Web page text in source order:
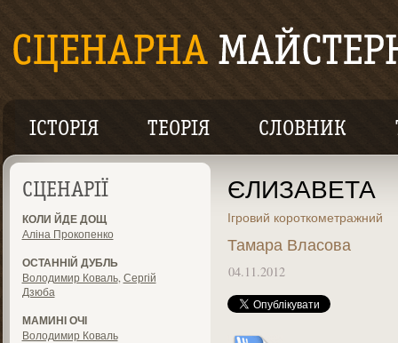
ІСТОРІЯ ТЕОРІЯ СЛОВНИК
СЦЕНАРІЇ
КОЛИ ЙДЕ ДОЩ
Аліна Прокопенко
ОСТАННІЙ ДУБЛЬ
Володимир Коваль, Сергій
Дзюба
МАМИНІ ОЧІ
Володимир Коваль
ЄЛИЗАВЕТА
Ігровий короткометражний
Тамара Власова
04.11.2012